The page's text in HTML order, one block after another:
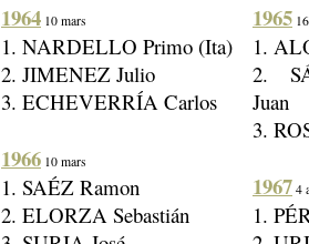
1964 10 mars
1. NARDELLO Primo (Ita)
2. JIMENEZ Julio
3. ECHEVERRÍA Carlos
1966 10 mars
1. SAÉZ Ramon
2. ELORZA Sebastián
1965
1.
2.
Juan
3.
1967 4
1.